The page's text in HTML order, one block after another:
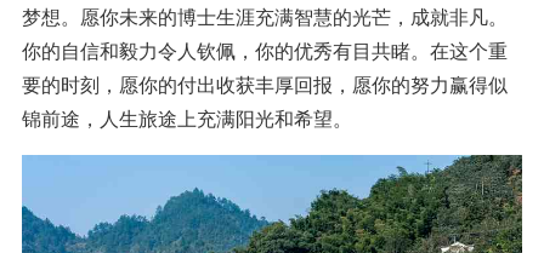
梦想。愿你未来的博士生涯充满智慧的光芒，成就非凡。
你的自信和毅力令人钦佩，你的优秀有目共睹。在这个重
要的时刻，愿你的付出收获丰厚回报，愿你的努力赢得似
锦前途，人生旅途上充满阳光和希望。